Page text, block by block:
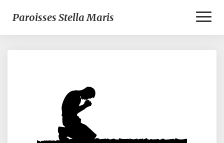
Paroisses Stella Maris